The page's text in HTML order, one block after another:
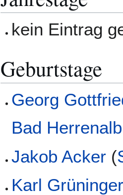
kein Eintrag
Geburtstage
Georg
Bad Herrenalb
Jakob Acker (
Karl